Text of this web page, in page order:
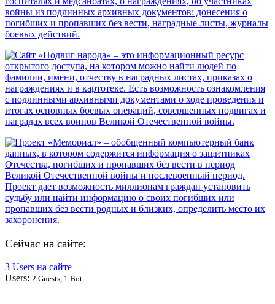
Сейчас на сайте:
3 Users на сайте
Users: 2 Guests, 1 Bot